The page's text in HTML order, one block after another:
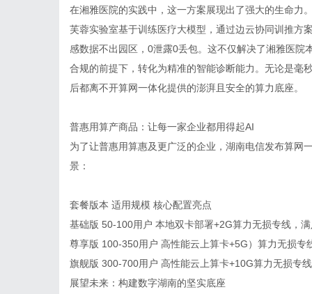
在湘雅医院的实践中，这一方案展现出了强大的生命力
芙蓉实验室基于训练医疗大模型，通过边云协同训推方
感数据不出园区， 0泄露0丢包。这不仅解决了湘雅医院
合规的前提下，转化为精准的智能诊断能力。无论是毫
后都离不开算网一体化提供的澎湃且安全的算力底座。
普惠用算产商品：让每一家企业都用得起AI
为了让普惠用算惠及更广泛的企业，湖南电信发布算网
景：
套餐版本 适用规模 核心配置亮点
基础版 50-100用户 本地双卡部署+2G算力无损专线，
尊享版 100-350用户 高性能云上算卡+5G）算力无损专
旗舰版 300-700用户 高性能云上算卡+10G算力无损专
展望未来：构建数字湖南的坚实底座